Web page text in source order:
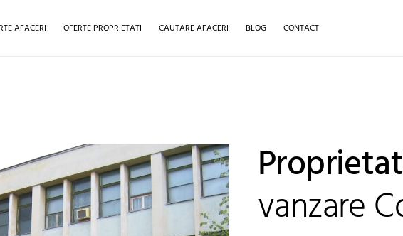
AFACERI OFERTE PROPRIETATI CAUTARE AFACERI BLOG CONTACT
vanzare